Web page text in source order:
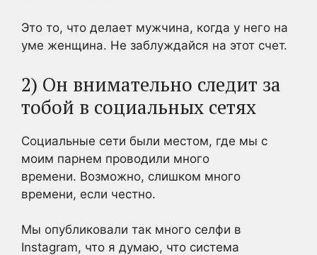
Это то, что делает мужчина, когда у него на
уме женщина. Не заблуждайся на этот счет.
2) Он внимательно следит за
тобой в социальных сетях
Социальные сети были местом, где мы с
моим парнем проводили много
времени. Возможно, слишком много
времени, если честно.
Мы опубликовали так много селфи в
Instagram, что я думаю, что система